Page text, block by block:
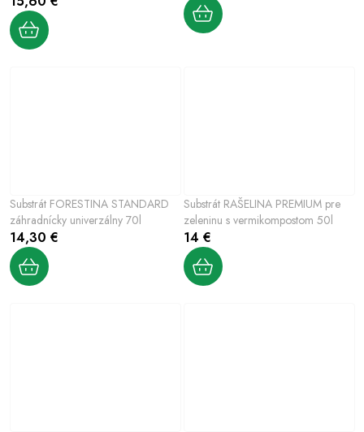
Substrát FORESTINA STANDARD
záhradnícky univerzálny 70l
14,30 €
Substrát RAŠELINA PREMIUM pre
zeleninu s vermikompostom 50l
14 €